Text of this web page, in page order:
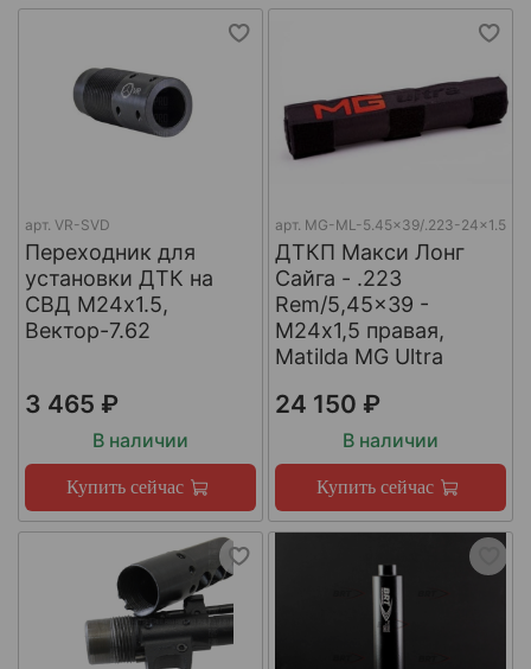
арт. VR-SVD
Переходник для
установки ДТК на
СВД М24х1.5,
Вектор-7.62
3 465 ₽
В наличии
Купить сейчас
арт. MG-ML-5.45x39/.223-24x1.5
ДТКП Макси Лонг
Сайга - .223
Rem/5,45x39 -
М24x1,5 правая,
Matilda MG Ultra
24 150 ₽
В наличии
Купить сейчас